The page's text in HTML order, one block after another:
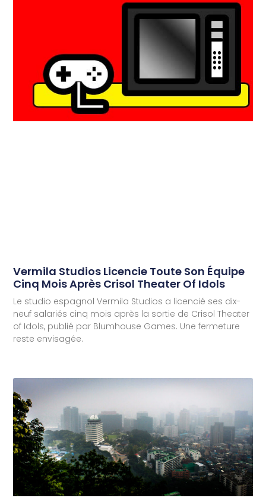
Vermila Studios Licencie Toute Son Équipe
Cinq Mois Après Crisol Theater Of Idols
Le studio espagnol Vermila Studios a licencié ses dix-
neuf salariés cinq mois après la sortie de Crisol Theater
of Idols, publié par Blumhouse Games. Une fermeture
reste envisagée.